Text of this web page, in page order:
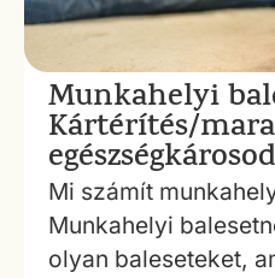
Munkahelyi
Kártérítés/
Mi számít
Munkahelyi
olyan baleseteket,